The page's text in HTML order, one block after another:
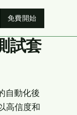
免費開始
試套
自動化後
高信度和